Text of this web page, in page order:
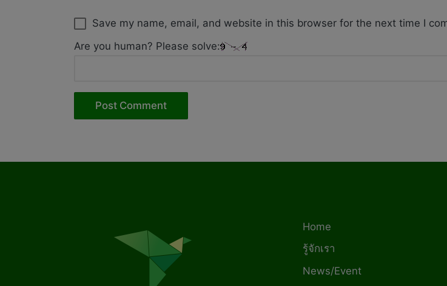
Save my name, email, and website in this browser for the next time I
Are you human? Please solve:
Home
รู้จักเรา
News/Event